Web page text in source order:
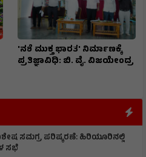
'ನಶೆ ಮುಕ್ತ ಭಾರತ' ನಿರ್ಮಾಣಕ್ಕೆ
ಪ್ರತಿಜ್ಞಾವಿಧಿ: ಬಿ. ವೈ. ವಿಜಯೇಂದ್ರ
ಸಮಗ್ರ ಪರಿಷ್ಕರಣೆ: ಹಿರಿಯೂರಿನಲ್ಲಿ
ಸಭೆ